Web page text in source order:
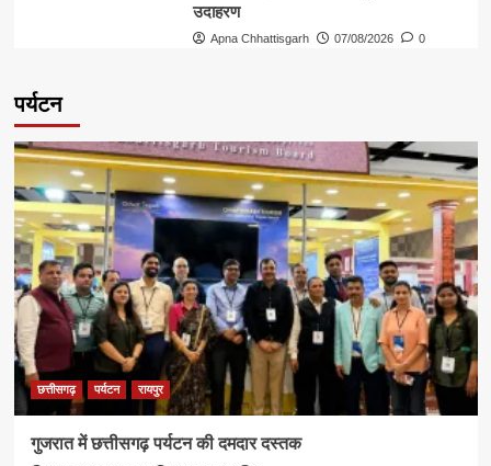
उदाहरण
Apna Chhattisgarh 07/08/2026 0
पर्यटन
छत्तीसगढ़ पर्यटन रायपुर
गुजरात में छत्तीसगढ़ पर्यटन की दमदार दस्तक